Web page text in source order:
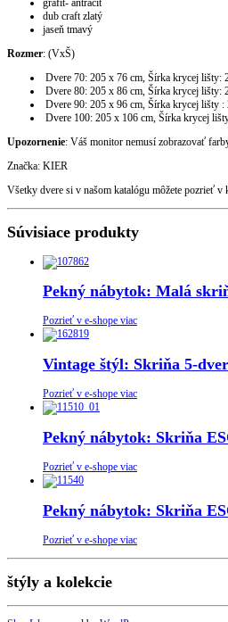
dub craft zlatý
jaseň tmavý
Rozmer: (VxŠ)
Dvere 70: 205 x 76 cm, Šírka krycej lišty:
Dvere 80: 205 x 86 cm, Šírka krycej lišty:
Dvere 90: 205 x 96 cm, Šírka krycej lišty :
Dvere 100: 205 x 106 cm, Šírka krycej
Upozornenie: Váš monitor nemusí zobrazovať
Značka: KIER
Všetky dvere si v našom katalógu môžete pozrieť v
Súvisiace produkty
Pekný nábytok: Malá
Pozrieť v e-shope viac
Vintage štýl: Skriňa 5-
Pozrieť v e-shope viac
Pekný nábytok: Skriňa
Pozrieť v e-shope viac
Pekný nábytok: Skriňa
Pozrieť v e-shope viac
štýly a kolekcie